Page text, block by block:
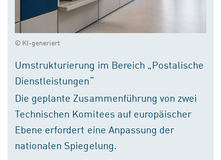
© KI-generiert
Umstrukturierung im Bereich „Postalische
Dienstleistungen“
Die geplante Zusammenführung von zwei
Technischen Komitees auf europäischer
Ebene erfordert eine Anpassung der
nationalen Spiegelung.